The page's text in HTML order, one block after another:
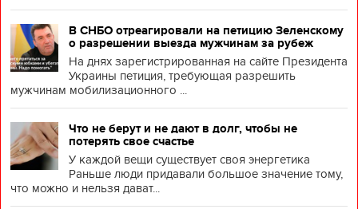
В СНБО отреагировали на петицию Зеленскому
о разрешении выезда мужчинам за рубеж
На днях зарегистрированная на сайте Президента
Украины петиция, требующая разрешить
мужчинам мобилизационного ...
Что не берут и не дают в долг, чтобы не
потерять свое счастье
У каждой вещи существует своя энергетика
Раньше люди придавали большое значение тому,
что можно и нельзя дават...